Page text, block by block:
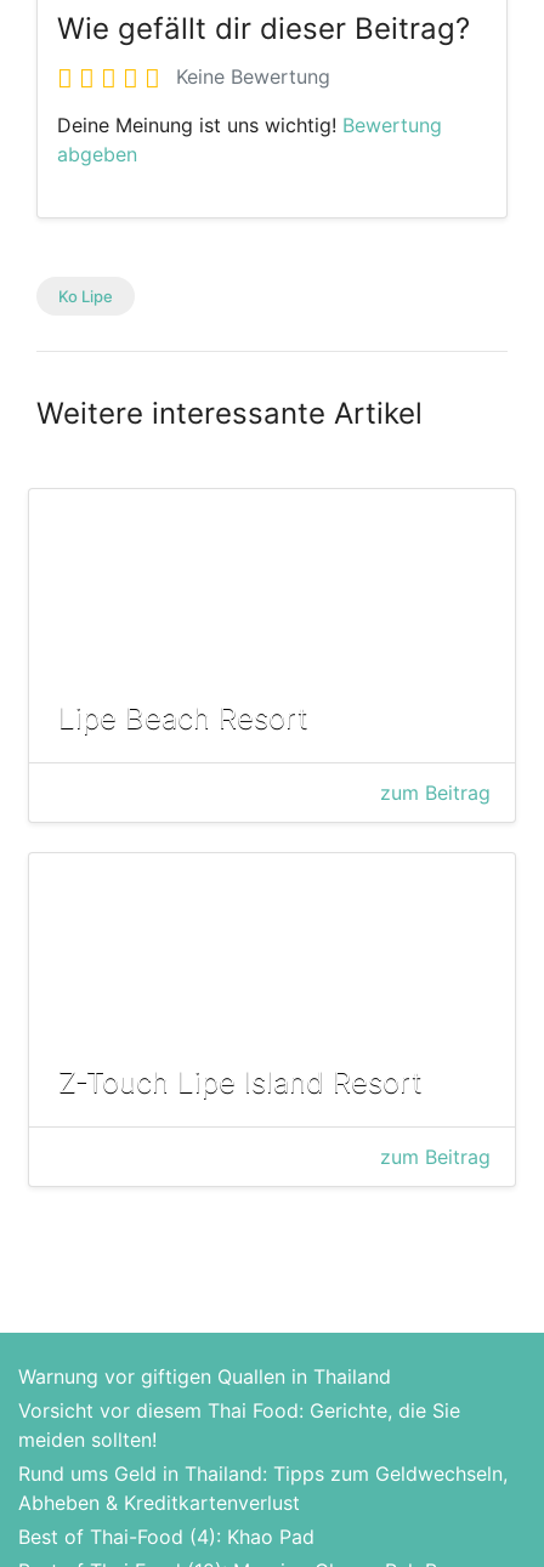
Wie gefällt dir dieser Beitrag?
Keine Bewertung
Deine Meinung ist uns wichtig! Bewertung
abgeben
Ko Lipe
Weitere interessante Artikel
Lipe Beach Resort
zum Beitrag
Z-Touch Lipe Island Resort
zum Beitrag
Warnung vor giftigen Quallen in Thailand
Vorsicht vor diesem Thai Food: Gerichte, die Sie
meiden sollten!
Rund ums Geld in Thailand: Tipps zum Geldwechseln,
Abheben & Kreditkartenverlust
Best of Thai-Food (4): Khao Pad